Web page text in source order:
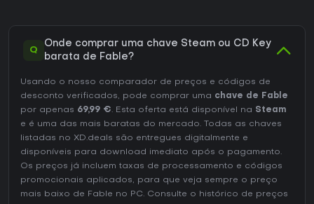
Q
Onde comprar uma chave Steam ou CD Key
barata de Fable?
Usando o nosso comparador de preços e códigos de
desconto verificados, pode comprar uma chave de Fable
por apenas 69,99 €. Esta oferta está disponível na Steam
e é uma das mais baratas do mercado. Todas as chaves
listadas no XD.deals são entregues digitalmente e
disponíveis para download imediato após o pagamento.
Os preços já incluem taxas de processamento e códigos
promocionais aplicados, para que veja sempre o preço
mais baixo de Fable no PC. Consulte o histórico de preços